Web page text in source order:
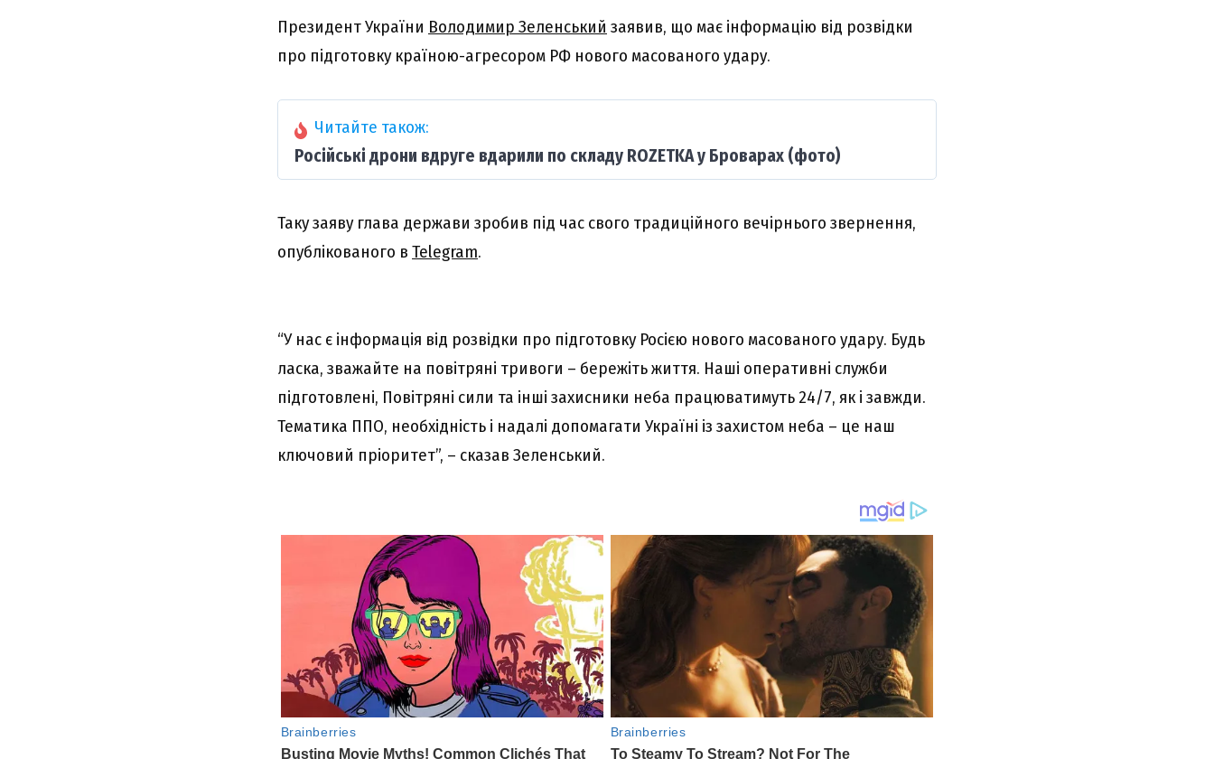
Президент України Володимир Зеленський заявив, що має інформацію від розвідки
про підготовку країною-агресором РФ нового масованого удару.
Читайте також:
Російські дрони вдруге вдарили по складу ROZETKA у Броварах (фото)
Таку заяву глава держави зробив під час свого традиційного вечірнього звернення,
опублікованого в Telegram.
“У нас є інформація від розвідки про підготовку Росією нового масованого удару. Будь
ласка, зважайте на повітряні тривоги – бережіть життя. Наші оперативні служби
підготовлені, Повітряні сили та інші захисники неба працюватимуть 24/7, як і завжди.
Тематика ППО, необхідність і надалі допомагати Україні із захистом неба – це наш
ключовий пріоритет”, – сказав Зеленський.